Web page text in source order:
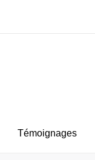
Témoignages